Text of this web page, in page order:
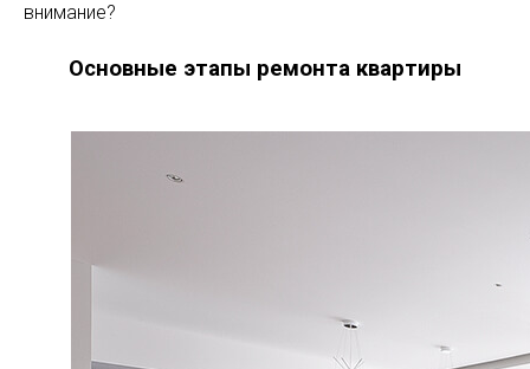
внимание?
Основные этапы ремонта квартиры